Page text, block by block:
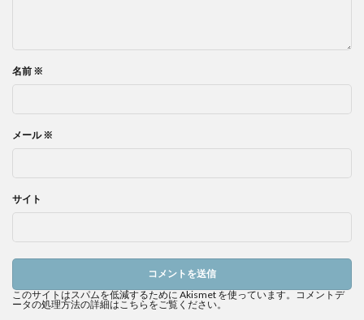
名前 ※
メール※
サイト
このサイトはスパムを低減するために Akismet を使っています。 コメントデ
ータの処理方法の詳細はこちらをご覧ください。